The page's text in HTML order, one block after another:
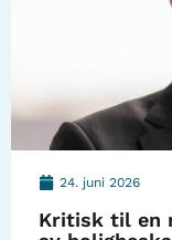
24. juni 2026
Kritisk til en